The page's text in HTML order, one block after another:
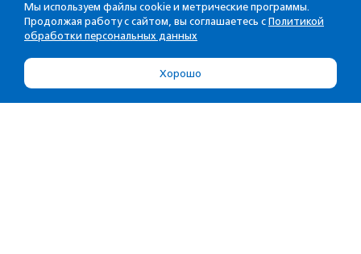
Мы используем файлы cookie и метрические программы.
Продолжая работу с сайтом, вы соглашаетесь с Политикой
обработки персональных данных
Хорошо